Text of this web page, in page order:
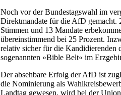
Noch vor der Bundestagswahl im
Direktmandate für die AfD gemacht.
Stimmen und 13 Mandate
übereinstimmend bei 25 Prozent.
relativ sicher für die Kandidierenden
sogenannten »Bible Belt« im
Der absehbare Erfolg der AfD ist
die Nominierung als
Landtag gewesen, wird bei der